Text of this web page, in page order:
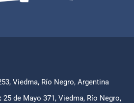
Viedma, Río Negro, Argentina
25 de Mayo 371, Viedma, Río Negro,